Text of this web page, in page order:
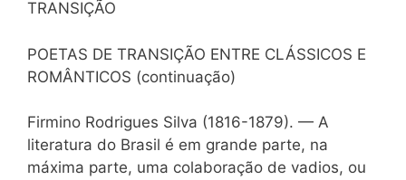
TRANSIÇÃO
POETAS DE TRANSIÇÃO ENTRE CLÁSSICOS E
ROMÂNTICOS (continuação)
Firmino Rodrigues Silva (1816-1879). — A
literatura do Brasil é em grande parte, na
máxima parte, uma colaboração de vadios, ou